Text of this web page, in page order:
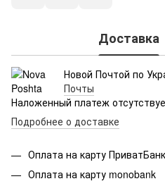
Доставка
Новой Почтой по
Почты
Наложенный платеж
Подробнее о доставке
Оплата на карту ПриватБанк
Оплата на карту monobank